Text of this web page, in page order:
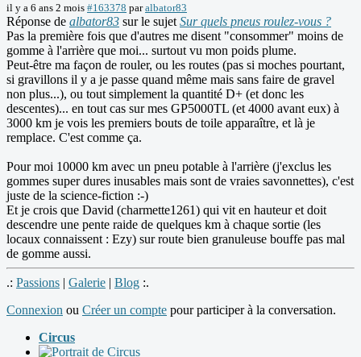
il y a 6 ans 2 mois #163378 paralbator83
Réponse de albator83 sur le sujet Sur quels pneus roulez-vous ?
Pas la première fois que d'autres me disent "consommer" moins de
gomme à l'arrière que moi... surtout vu mon poids plume.
Peut-être ma façon de rouler, ou les routes (pas si moches pourtant,
si gravillons il y a je passe quand même mais sans faire de gravel
non plus...), ou tout simplement la quantité D+ (et donc les
descentes)... en tout cas sur mes GP5000TL (et 4000 avant eux) à
3000 km je vois les premiers bouts de toile apparaître, et là je
remplace. C'est comme ça.
Pour moi 10000 km avec un pneu potable à l'arrière (j'exclus les
gommes super dures inusables mais sont de vraies savonnettes), c'est
juste de la science-fiction :-)
Et je crois que David (charmette1261) qui vit en hauteur et doit
descendre une pente raide de quelques km à chaque sortie (les
locaux connaissent : Ezy) sur route bien granuleuse bouffe pas mal
de gomme aussi.
.: Passions | Galerie | Blog :.
Connexion ou Créer un compte pour participer à la conversation.
Circus